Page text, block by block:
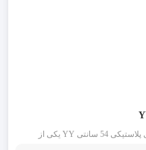
لیست قیمت بست کمربندی : بست کمربندی پلاستیکی 54 سانتی YY یکی از